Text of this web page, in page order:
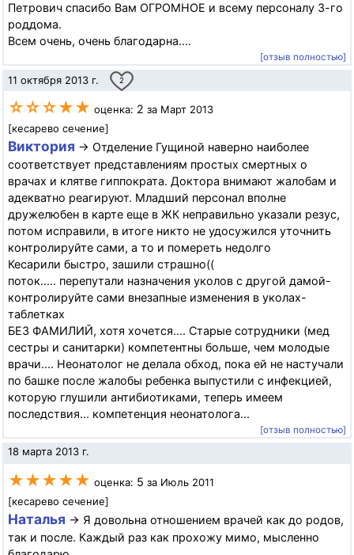
Петрович спасибо Вам ОГРОМНОЕ и всему персоналу 3-го
роддома.
Всем очень, очень благодарна....
[отзыв полностью]
11 октября 2013 г. 2
☆☆☆★★ оценка: 2 за Март 2013
[кесарево сечение]
Виктория → Отделение Гущиной наверно наиболее
соответствует представлениям простых смертных о
врачах и клятве гиппократа. Доктора внимают жалобам и
адекватно реагируют. Младший персонал вполне
дружелюбен в карте еще в ЖК неправильно указали резус,
потом исправили, в итоге никто не удосужился уточнить
контролируйте сами, а то и помереть недолго
Кесарили быстро, зашили страшно((
поток..... перепутали назначения уколов с другой дамой-
контролируйте сами внезапные изменения в уколах-
таблетках
БЕЗ ФАМИЛИЙ, хотя хочется.... Старые сотрудники (мед
сестры и санитарки) компетентны больше, чем молодые
врачи.... Неонатолог не делала обход, пока ей не настучали
по башке после жалобы ребенка выпустили с инфекцией,
которую глушили антибиотиками, теперь имеем
последствия... компетенция неонатолога...
[отзыв полностью]
18 марта 2013 г.
★★★★★ оценка: 5 за Июль 2011
[кесарево сечение]
Наталья → Я довольна отношением врачей как до родов,
так и после. Каждый раз как прохожу мимо, мысленно